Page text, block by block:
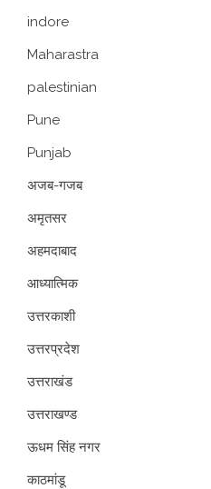
indore
Maharastra
palestinian
Pune
Punjab
अजब-गजब
अमृतसर
अहमदाबाद
आध्यात्मिक
उत्तरकाशी
उत्तरप्रदेश
उत्तराखंड
उत्तराखण्ड
ऊधम सिंह नगर
काठमांडू